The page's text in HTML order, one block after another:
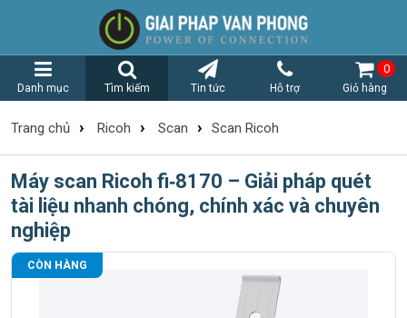
Danh mục Tìm kiếm Tin tức Hỗ trợ Giỏ hàng
0
Trang chủ › Ricoh › Scan › Scan Ricoh
Máy scan Ricoh fi‑8170 – Giải pháp quét
tài liệu nhanh chóng, chính xác và chuyên
nghiệp
CÒN HÀNG